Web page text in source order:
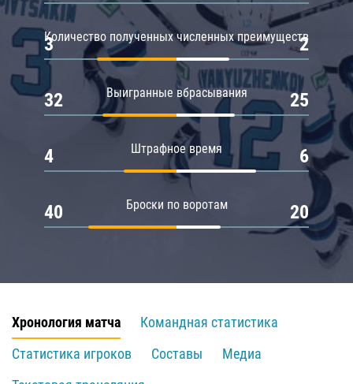
Количество полученных численных преимуществ
3 2
Выигранные вбрасывания
32 25
Штрафное время
4 6
Броски по воротам
40 20
Хронология матча
Командная статистика
Статистика игроков
Составы
Медиа